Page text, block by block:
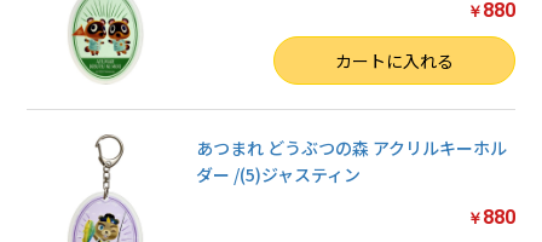
￥ 880
カートに入れる
あつまれ どうぶつの森 アクリルキーホル
ダー /(5)ジャスティン
￥ 880
カートへ進む